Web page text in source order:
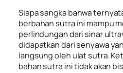
Siapa sangka bahwa
berbahan sutra ini mampu
perlindungan dari sinar
didapatkan dari senyawa
langsung oleh ulat sutra.
bahan sutra ini tidak akan